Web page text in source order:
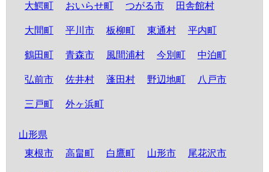
大鰐町 おいらせ町 つがる市 田舎館村
大間町 平川市 板柳町 東通村 平内町
鶴田町 青森市 風間浦村 今別町 中泊町
弘前市 佐井村 蓬田村 野辺地町 八戸市
三戸町 外ヶ浜町
山形県
東根市
高畠町 白鷹町 山形市 尾花沢市